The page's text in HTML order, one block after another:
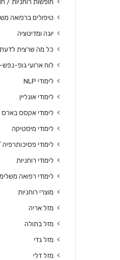
טיפולים ברפואה
יוגה ומדיטציה
כל מה שרצית לדעת
לוח ארועי גופ-
לימודי NLP
לימודי אונליין
לימודי אקסס בארס
לימודי מיסטיקה
לימודי
לימודי רוחניות
לימודי רפואה
מוצרי רוחניות
מזל אריה
מזל בתולה
מזל גדי
מזל דלי